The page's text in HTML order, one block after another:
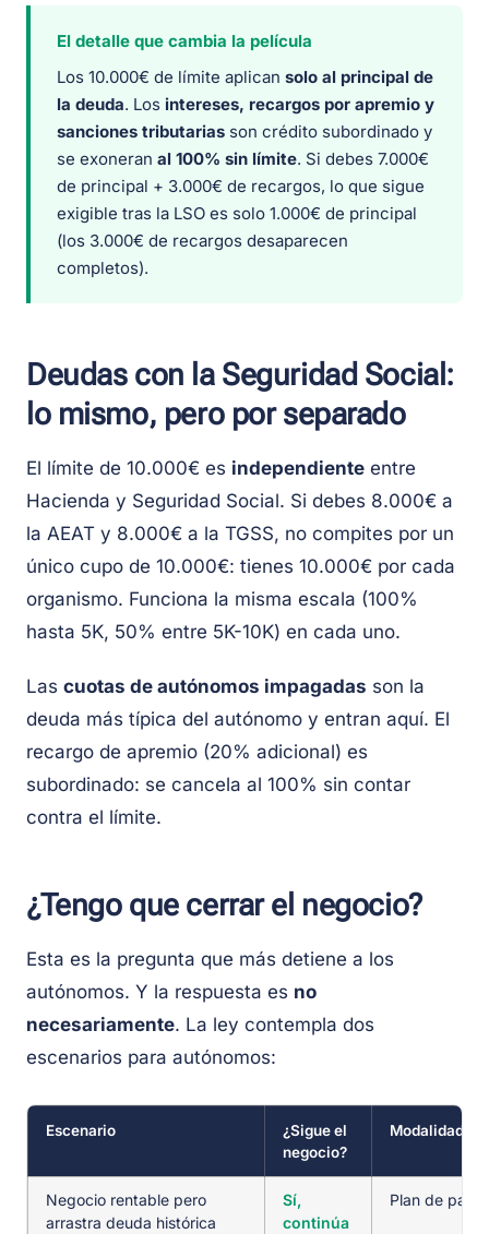
El detalle que cambia la película
Los 10.000€ de límite aplican solo al principal de
la deuda. Los intereses, recargos por apremio y
sanciones tributarias son crédito subordinado y
se exoneran al 100% sin límite. Si debes 7.000€
de principal + 3.000€ de recargos, lo que sigue
exigible tras la LSO es solo 1.000€ de principal
(los 3.000€ de recargos desaparecen
completos).
Deudas con la Seguridad Social:
lo mismo, pero por separado
El límite de 10.000€ es independiente entre
Hacienda y Seguridad Social. Si debes 8.000€ a
la AEAT y 8.000€ a la TGSS, no compites por un
único cupo de 10.000€: tienes 10.000€ por cada
organismo. Funciona la misma escala (100%
hasta 5K, 50% entre 5K-10K) en cada uno.
Las cuotas de autónomos impagadas son la
deuda más típica del autónomo y entran aquí. El
recargo de apremio (20% adicional) es
subordinado: se cancela al 100% sin contar
contra el límite.
¿Tengo que cerrar el negocio?
Esta es la pregunta que más detiene a los
autónomos. Y la respuesta es no
necesariamente. La ley contempla dos
escenarios para autónomos:
Escenario
¿Sigue el
negocio?
Modalidad
Negocio rentable pero
arrastra deuda histórica
Sí,
continúa
Plan de